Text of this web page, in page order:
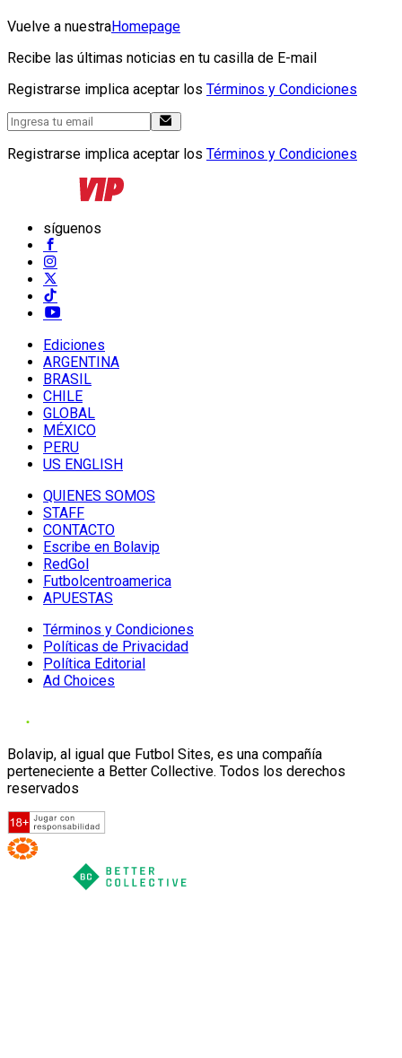
Vuelve a nuestraHomepage
Recibe las últimas noticias en tu casilla de E-mail
Registrarse implica aceptar los Términos y Condiciones
Registrarse implica aceptar los Términos y Condiciones
síguenos
Ediciones
ARGENTINA
BRASIL
CHILE
GLOBAL
MÉXICO
PERU
US ENGLISH
QUIENES SOMOS
STAFF
CONTACTO
Escribe en Bolavip
RedGol
Futbolcentroamerica
APUESTAS
Términos y Condiciones
Políticas de Privacidad
Política Editorial
Ad Choices
Bolavip, al igual que Futbol Sites, es una compañía
perteneciente a Better Collective. Todos los derechos
reservados